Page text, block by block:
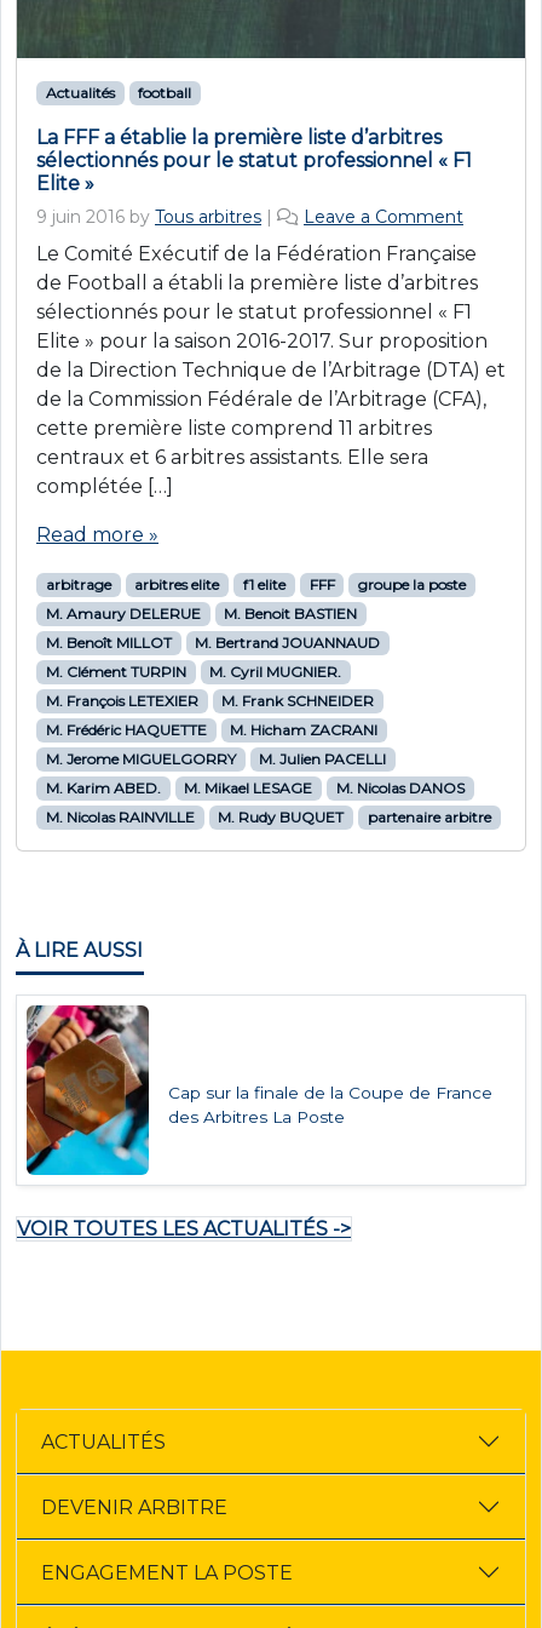
Actualités football
La FFF a établie la première liste d’arbitres
sélectionnés pour le statut professionnel « F1
Elite »
9 juin 2016 by Tous arbitres | Leave a Comment
Le Comité Exécutif de la Fédération Française
de Football a établi la première liste d’arbitres
sélectionnés pour le statut professionnel « F1
Elite » pour la saison 2016-2017. Sur proposition
de la Direction Technique de l’Arbitrage (DTA) et
de la Commission Fédérale de l’Arbitrage (CFA),
cette première liste comprend 11 arbitres
centraux et 6 arbitres assistants. Elle sera
complétée […]
Read more »
arbitrage arbitres elite f1 elite FFF
groupe la poste
M. Amaury DELERUE
M. Benoit BASTIEN
M. Benoît MILLOT
M. Bertrand JOUANNAUD
M. Clément TURPIN
M. Cyril MUGNIER.
M. François LETEXIER
M. Frank SCHNEIDER
M. Frédéric HAQUETTE
M. Hicham ZACRANI
M. Jerome MIGUELGORRY
M. Julien PACELLI
M. Karim ABED.
M. Mikael LESAGE
M. Nicolas DANOS
M. Nicolas RAINVILLE
M. Rudy BUQUET partenaire arbitre
À LIRE AUSSI
Cap sur la finale de la Coupe de France
des Arbitres La Poste
VOIR TOUTES LES ACTUALITÉS ->
ACTUALITÉS
DEVENIR ARBITRE
ENGAGEMENT LA POSTE